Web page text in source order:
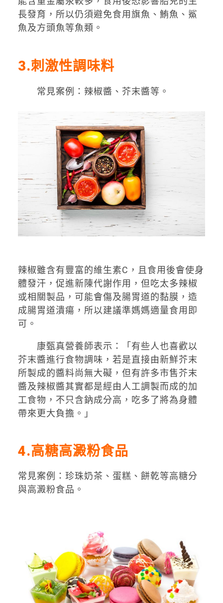
長發育，所以仍須避免食用旗魚、鮪魚、鯊
魚及方頭魚等魚類。
3.刺激性調味料
常見案例：辣椒醬、芥末醬等。
辣椒雖含有豐富的維生素C，且食用後會使身
體發汗，促進新陳代謝作用，但吃太多辣椒
或相關製品，可能會傷及腸胃道的黏膜，造
成腸胃道潰瘍，所以建議準媽媽適量食用即
可。
康甄真營養師表示：「有些人也喜歡以
芥末醬進行食物調味，若是直接由新鮮芥末
所製成的醬料尚無大礙，但有許多市售芥末
醬及辣椒醬其實都是經由人工調製而成的加
工食物，不只含鈉成分高，吃多了將為身體
帶來更大負擔。」
4.高糖高澱粉食品
常見案例：珍珠奶茶、蛋糕、餅乾等高糖分
與高澱粉食品。